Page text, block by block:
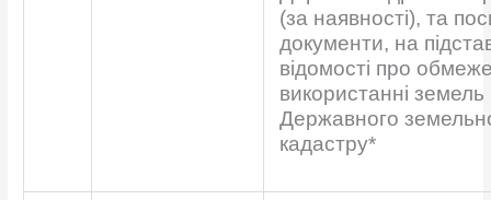
(за наявності), та
документи, на
відомості про
використанні земель
Державного
кадастру*